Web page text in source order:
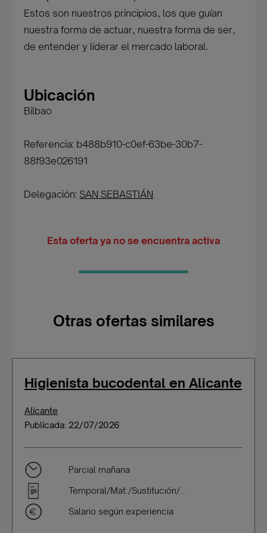
Estos son nuestros principios, los que guían
nuestra forma de actuar, nuestra forma de ser,
de entender y liderar el mercado laboral.
Ubicación
Bilbao
Referencia: b488b910-c0ef-63be-30b7-
88f93e026191
Delegación: SAN SEBASTIÁN
Esta oferta ya no se encuentra activa
Otras ofertas similares
Higienista bucodental en Alicante
Alicante
Publicada: 22/07/2026
Parcial mañana
Temporal/Mat./Sustitución/...
Salario según experiencia